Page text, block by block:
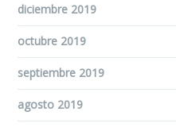
diciembre 2019
octubre 2019
septiembre 2019
agosto 2019